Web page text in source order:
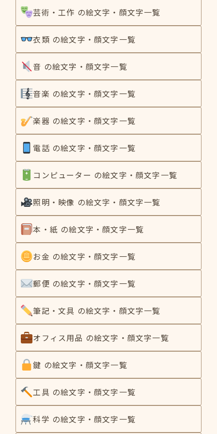
芸術・工作 の絵文字・顔文字一覧
衣類 の絵文字・顔文字一覧
音 の絵文字・顔文字一覧
音楽 の絵文字・顔文字一覧
楽器 の絵文字・顔文字一覧
電話 の絵文字・顔文字一覧
コンピューター の絵文字・顔文字一覧
照明・映像 の絵文字・顔文字一覧
本・紙 の絵文字・顔文字一覧
お金 の絵文字・顔文字一覧
郵便 の絵文字・顔文字一覧
筆記・文具 の絵文字・顔文字一覧
オフィス用品 の絵文字・顔文字一覧
鍵 の絵文字・顔文字一覧
工具 の絵文字・顔文字一覧
科学 の絵文字・顔文字一覧